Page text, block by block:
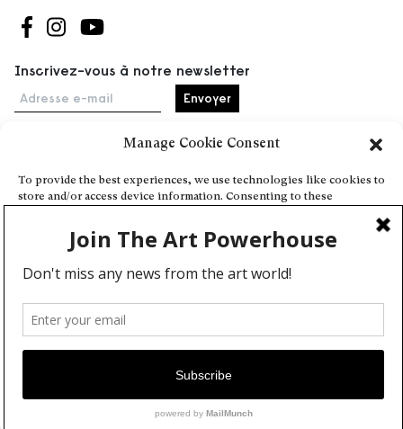
Manage Cookie Consent
To provide the best experiences, we use technologies like cookies to
store and/or access device information. Consenting to these
or unique IDs on this site. Not consenting or withdrawing consent,
may adversely affect certain features and functions.
Deny
View preferences
Cookie Policy
Suivez-nous sur Facebook
Suivez-nous sur Instagram
Suivez-nous sur Youtube
Inscrivez-vous à notre newsletter
Adresse e-mail
Accueil
Événements
À propos
Partenaires
Contact
Conditions générales
Confidentialité et cookies
Communiquer votre événement